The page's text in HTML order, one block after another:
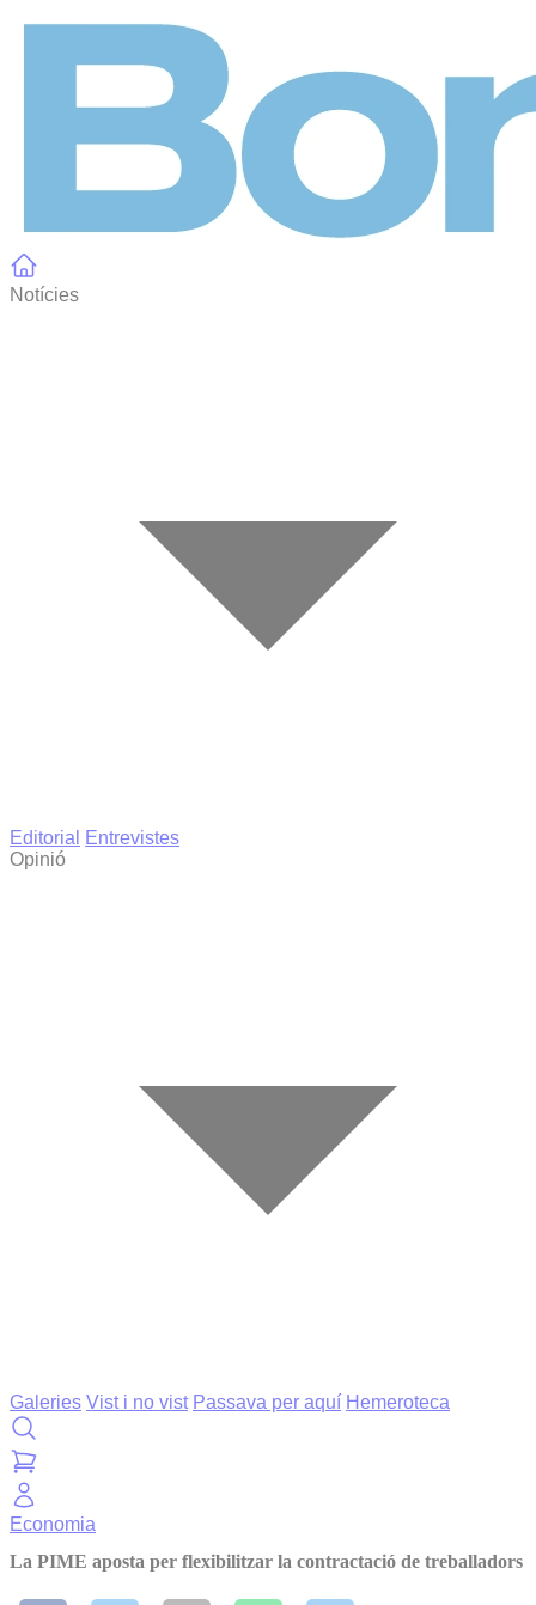
Notícies
Editorial
Entrevistes
Opinió
Galeries Vist i no vist Passava per aquí Hemeroteca
Economia
La PIME aposta per flexibilitzar la contractació de treballadors